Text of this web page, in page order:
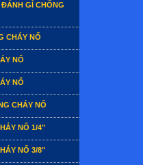
GỈ CHỐNG
CHÁY NỔ
NỔ
NỔ
CHÁY NỔ
NỔ 1/4"
NỔ 3/8"